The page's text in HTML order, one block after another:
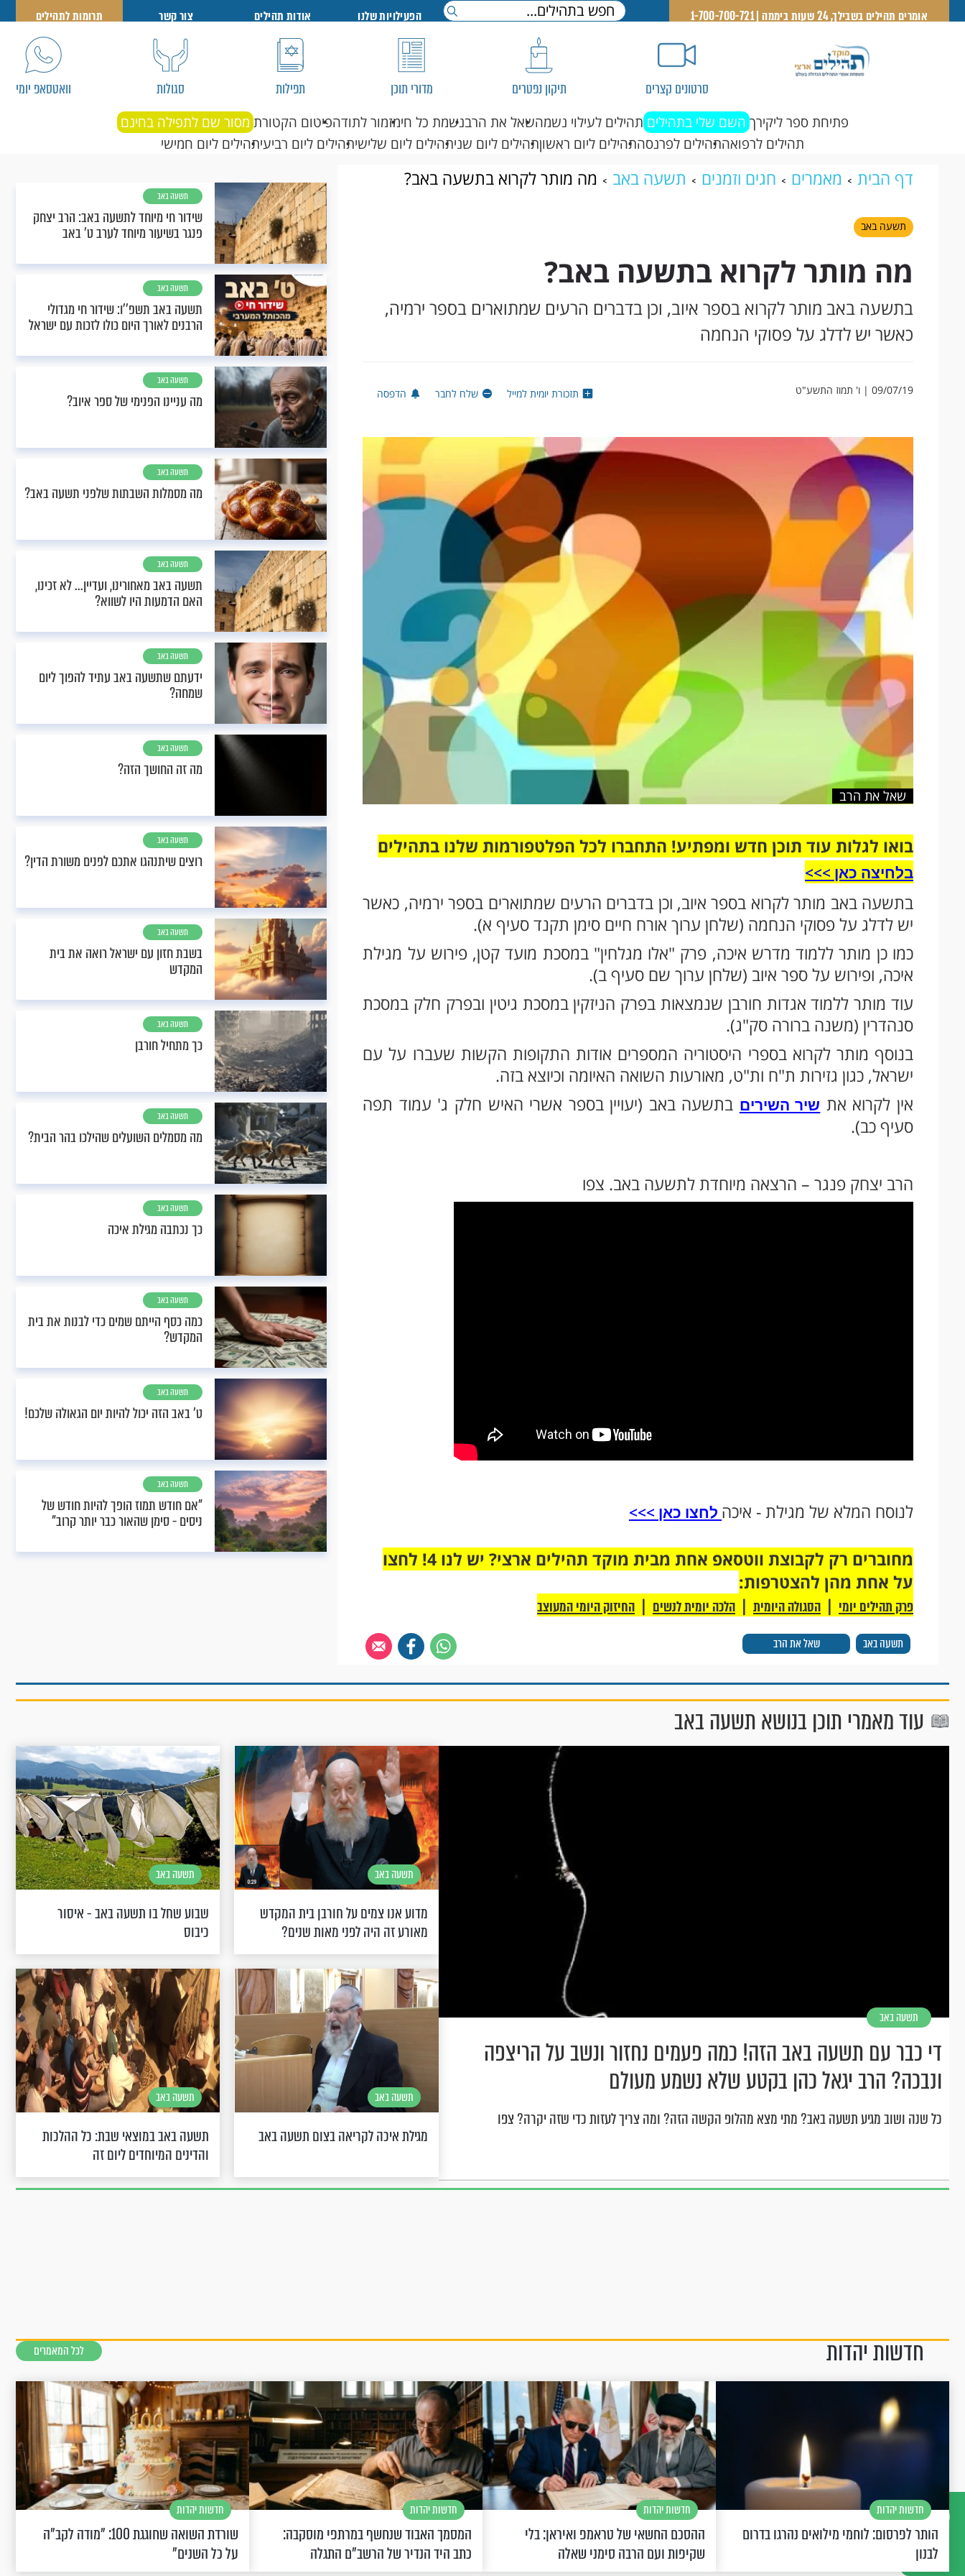
דברו
איתנו
אומרים תהילים בשבילך, 24 שעות ביממה | 1-700-700-721 הפעילויות שלנו אודות תהילים צור קשר תרומות לתהילים
סרטונים קצרים תיקון נפטרים מדורי תוכן תפילות סגולות וואטסאפ יומי
פתיחת ספר ליקירך השם שלי בתהילים תהילים לעילוי נשמהשאל את הרבנשמת כל חימזמור לתודהפיטום הקטורת מסור שם לתפילה בחינם
תהילים לרפואהתהילים לפרנסהתהילים ליום ראשוןתהילים ליום שניתהילים ליום שלישיתהילים ליום רביעיתהילים ליום חמישי
דף הבית מאמרים חגים וזמנים תשעה באב מה מותר לקרוא בתשעה באב?
תשעה באב
מה מותר לקרוא בתשעה באב?
בתשעה באב מותר לקרוא בספר איוב, וכן בדברים הרעים שמתוארים בספר ירמיה,
כאשר יש לדלג על פסוקי הנחמה
09/07/19 | ו' תמוז התשע"ט תזכורת יומית למייל שלח לחבר הדפסה
שאל את הרב
בואו לגלות עוד תוכן חדש ומפתיע! התחברו לכל הפלטפורמות שלנו בתהילים
בלחיצה כאן >>>​
בתשעה באב מותר לקרוא בספר איוב, וכן בדברים הרעים שמתוארים בספר ירמיה, כאשר
יש לדלג על פסוקי הנחמה (שלחן ערוך אורח חיים סימן תקנד סעיף א).
כמו כן מותר ללמוד מדרש איכה, פרק "אלו מגלחין" במסכת מועד קטן, פירוש על מגילת
איכה, ופירוש על ספר איוב (שלחן ערוך שם סעיף ב).
עוד מותר ללמוד אגדות חורבן שנמצאות בפרק הניזקין במסכת גיטין ובפרק חלק במסכת
סנהדרין (משנה ברורה סק"ג).
בנוסף מותר לקרוא בספרי היסטוריה המספרים אודות התקופות הקשות שעברו על עם
ישראל, כגון גזירות ת"ח ות"ט, מאורעות השואה האיומה וכיוצא בזה.
אין לקרוא את שיר השירים בתשעה באב (יעויין בספר אשרי האיש חלק ג' עמוד תפה
סעיף כב).
הרב יצחק פנגר – הרצאה מיוחדת לתשעה באב. צפו
לנוסח המלא של מגילת - איכה לחצו כאן >>>
תשעה באב שאל את הרב
מחוברים רק לקבוצת ווטסאפ אחת מבית מוקד תהילים ארצי? יש לנו 4! לחצו
על אחת מהן להצטרפות:
פרק תהילים יומי | הסגולה היומית | הלכה יומית לנשים | החיזוק היומי המעוצב
תשעה באב
שידור חי מיוחד לתשעה באב: הרב יצחק
פנגר בשיעור מיוחד לערב ט' באב
תשעה באב
תשעה באב תשפ''ו: שידור חי מגדולי
הרבנים לאורך היום כולו לזכות עם ישראל
תשעה באב
מה עניינו הפנימי של ספר איוב?
תשעה באב
מה מסמלות השבתות שלפני תשעה באב?
תשעה באב
תשעה באב מאחורינו, ועדיין... לא זכינו,
האם הדמעות היו לשווא?
תשעה באב
ידעתם שתשעה באב עתיד להפוך ליום
שמחה?
תשעה באב
מה זה החושך הזה?
תשעה באב
רוצים שיתנהגו אתכם לפנים משורת הדין?
תשעה באב
בשבת חזון עם ישראל רואה את בית
המקדש
תשעה באב
כך מתחיל חורבן
תשעה באב
מה מסמלים השועלים שהילכו בהר הבית?
תשעה באב
כך נכתבה מגילת איכה
תשעה באב
כמה כסף הייתם שמים כדי לבנות את בית
המקדש?
תשעה באב
ט’ באב הזה יכול להיות יום הגאולה שלכם!
תשעה באב
"אם חודש תמוז הופך להיות חודש של
ניסים - סימן שהאור כבר יותר קרוב"
עוד מאמרי תוכן בנושא תשעה באב
תשעה באב
די כבר עם תשעה באב הזה! כמה פעמים נחזור ונשב על הריצפה
ונבכה? הרב יגאל כהן בקטע שלא נשמע מעולם
כל שנה ושוב מגיע תשעה באב? מתי מצא מהלופ הקשה הזה? ומה צריך לעזות כדי שזה יקרה? צפו
תשעה באב
מדוע אנו צמים על חורבן בית המקדש
מאורע זה היה לפני מאות שנים?
תשעה באב
שבוע שחל בו תשעה באב - איסור
כיבוס
תשעה באב
מגילת איכה לקריאה בצום תשעה באב
תשעה באב
תשעה באב במוצאי שבת: כל ההלכות
והדינים המיוחדים ליום זה
חדשות יהדות לכל המאמרים
חדשות יהדות
הותר לפרסום: לוחמי מילואים נהרגו בדרום
לבנון
חדשות יהדות
ההסכם החשאי של טראמפ ואיראן: בלי
שקיפות ועם הרבה סימני שאלה
חדשות יהדות
המסמך האבוד שנחשף במרתפי מוסקבה:
כתב היד הנדיר של הרשב"ם התגלה
חדשות יהדות
שורדת השואה שחוגגת 100: "מודה לקב"ה
על כל השנים"